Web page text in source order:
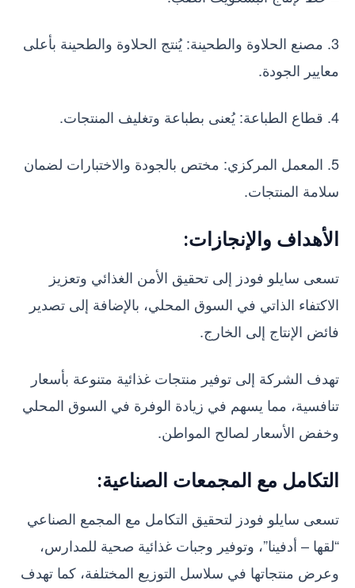
3. مصنع الحلاوة والطحينة: يُنتج الحلاوة والطحينة بأعلى
معايير الجودة.
4. قطاع الطباعة: يُعنى بطباعة وتغليف المنتجات.
5. المعمل المركزي: مختص بالجودة والاختبارات لضمان
سلامة المنتجات.
الأهداف والإنجازات:
تسعى سايلو فودز إلى تحقيق الأمن الغذائي وتعزيز
الاكتفاء الذاتي في السوق المحلي، بالإضافة إلى تصدير
فائض الإنتاج إلى الخارج.
تهدف الشركة إلى توفير منتجات غذائية متنوعة بأسعار
تنافسية، مما يسهم في زيادة الوفرة في السوق المحلي
وخفض الأسعار لصالح المواطن.
التكامل مع المجمعات الصناعية:
تسعى سايلو فودز لتحقيق التكامل مع المجمع الصناعي
“لقها – أدفينا”، وتوفير وجبات غذائية صحية للمدارس،
وعرض منتجاتها في سلاسل التوزيع المختلفة، كما تهدف